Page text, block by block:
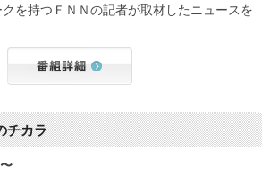
を持つＦＮＮの記者が取材したニュースを
チカラ